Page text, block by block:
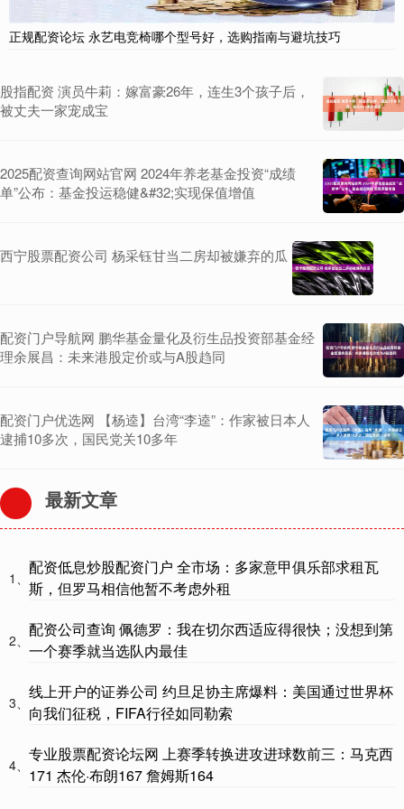
正规配资论坛 永艺电竞椅哪个型号好，选购指南与避坑技巧
股指配资 演员牛莉：嫁富豪26年，连生3个孩子后，
被丈夫一家宠成宝
2025配资查询网站官网 2024年养老基金投资“成绩
单”公布：基金投运稳健&#32;实现保值增值
西宁股票配资公司 杨采钰甘当二房却被嫌弃的瓜
配资门户导航网 鹏华基金量化及衍生品投资部基金经
理余展昌：未来港股定价或与A股趋同
配资门户优选网 【杨逵】台湾“李逵”：作家被日本人
逮捕10多次，国民党关10多年
最新文章
1、
配资低息炒股配资门户 全市场：多家意甲俱乐部求租瓦
斯，但罗马相信他暂不考虑外租
2、
配资公司查询 佩德罗：我在切尔西适应得很快；没想到第
一个赛季就当选队内最佳
3、
线上开户的证券公司 约旦足协主席爆料：美国通过世界杯
向我们征税，FIFA行径如同勒索
4、
专业股票配资论坛网 上赛季转换进攻进球数前三：马克西
171 杰伦·布朗167 詹姆斯164